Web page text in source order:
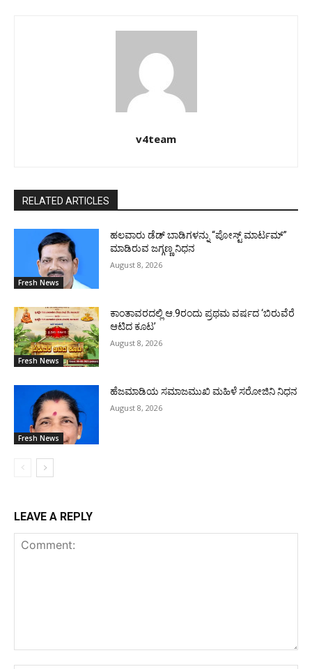
v4team
RELATED ARTICLES
Fresh News
ಹಲವಾರು ಡೆಡ್ ಬಾಡಿಗಳನ್ನು “ಪೋಸ್ಟ್ ಮಾರ್ಟಮ್”
ಮಾಡಿರುವ ಜಗ್ಗಣ್ಣ ನಿಧನ
August 8, 2026
Fresh News
ಕಾಂತಾವರದಲ್ಲಿ ಆ.9ರಂದು ಪ್ರಥಮ ವರ್ಷದ ‘ಬಿರುವೆರೆ
ಆಟಿದ ಕೂಟ’
August 8, 2026
Fresh News
ಹೆಜಮಾಡಿಯ ಸಮಾಜಮುಖಿ ಮಹಿಳೆ ಸರೋಜಿನಿ ನಿಧನ
August 8, 2026
LEAVE A REPLY